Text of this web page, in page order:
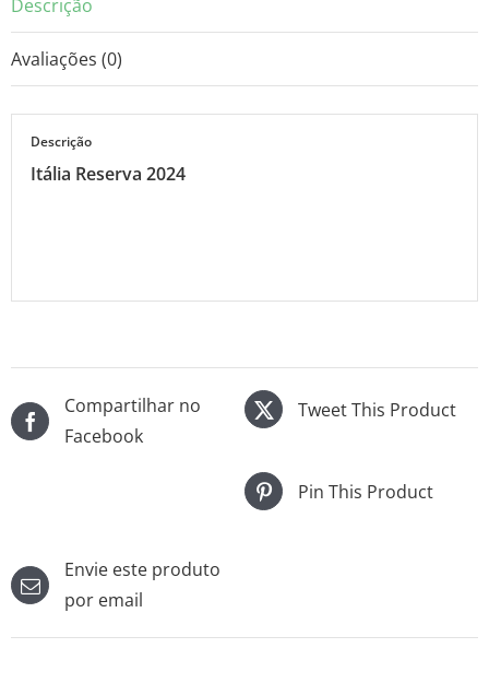
Descrição
Avaliações (0)
Descrição
Itália Reserva 2024
Compartilhar no
Facebook
Tweet This Product
Pin This Product
Envie este produto
por email